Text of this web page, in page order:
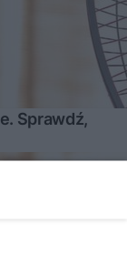
Sprawdź,